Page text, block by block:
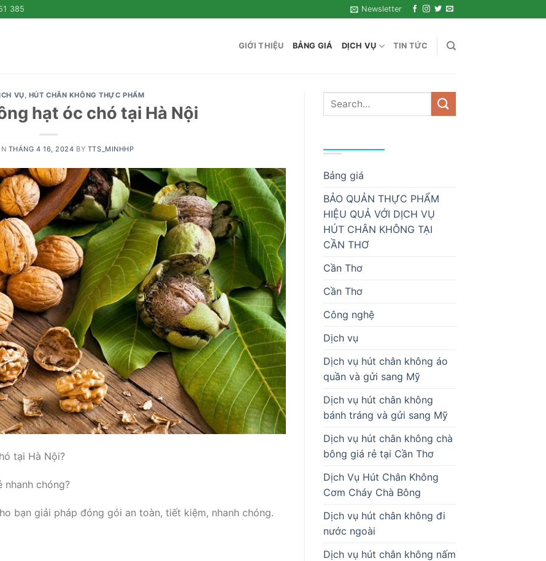
385 Newsletter
GIỚI THIỆU BẢNG GIÁ DỊCH VỤ TIN TỨC
VỤ, HÚT CHÂN KHÔNG THỰC PHẨM
hạt óc chó tại Hà Nội
THÁNG 4 16, 2024 BY TTS_MINHHP
tại Hà Nội?
nhanh chóng?
bạn giải pháp đóng gói an toàn, tiết kiệm, nhanh chóng.
Bảng giá
BẢO QUẢN THỰC PHẨM
HIỆU QUẢ VỚI DỊCH VỤ
HÚT CHÂN KHÔNG TẠI
CẦN THƠ
Cần Thơ
Cần Thơ
Công nghệ
Dịch vụ
Dịch vụ hút chân không áo
quần và gửi sang Mỹ
Dịch vụ hút chân không
bánh tráng và gửi sang Mỹ
Dịch vụ hút chân không chà
bông giá rẻ tại Cần Thơ
Dịch Vụ Hút Chân Không
Cơm Cháy Chà Bông
Dịch vụ hút chân không đi
nước ngoài
Dịch vụ hút chân không nấm